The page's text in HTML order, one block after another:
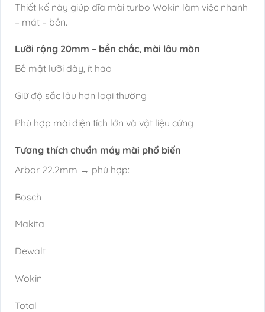
Thiết kế này giúp đĩa mài turbo Wokin làm việc nhanh
– mát – bền.
Lưỡi rộng 20mm – bền chắc, mài lâu mòn
Bề mặt lưỡi dày, ít hao
Giữ độ sắc lâu hơn loại thường
Phù hợp mài diện tích lớn và vật liệu cứng
Tương thích chuẩn máy mài phổ biến
Arbor 22.2mm → phù hợp:
Bosch
Makita
Dewalt
Wokin
Total